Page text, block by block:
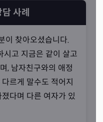
담 사례
이 찾아오셨습니다.
시고 지금은 같이 살고
, 남자친구와의 애정
르게 말수도 적어지
다며 다른 여자가 있